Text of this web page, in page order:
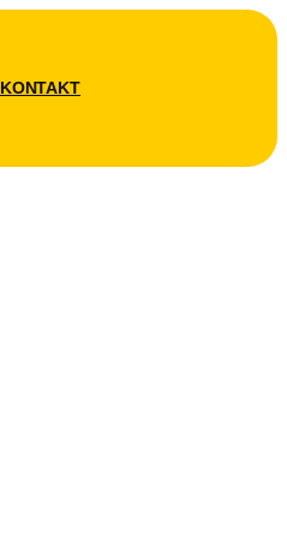
KONTAKT